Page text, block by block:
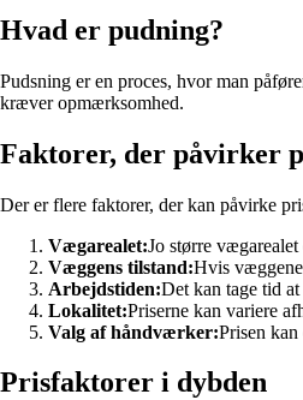
Hvad er pudning?
Pudsning er en proces, hvor man
kræver opmærksomhed.
Faktorer, der påvirker
Der er flere faktorer, der kan påvirke
Vægarealet:Jo større
Væggens tilstand:Hvis
Arbejdstiden:Det kan tage tid
Lokalitet:Priserne kan variere
Valg af håndværker:Prisen
Prisfaktorer i dybden